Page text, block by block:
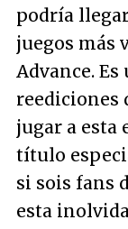
podría
juegos más
Advance.
reediciones
jugar a esta
título
si sois fans
esta